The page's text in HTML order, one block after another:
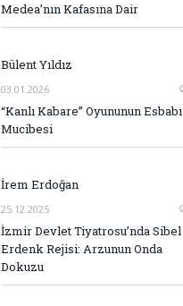
Medea’nın Kafasına Dair
Bülent Yıldız
03.01.2026
“Kanlı Kabare” Oyununun Esbabı
Mucibesi
İrem Erdoğan
25.12.2025
İzmir Devlet Tiyatrosu’nda Sibel
Erdenk Rejisi: Arzunun Onda
Dokuzu